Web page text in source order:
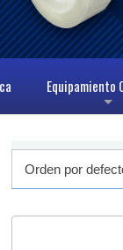
+
Equipamiento